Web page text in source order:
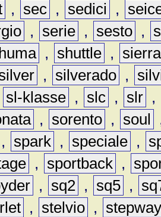
, sec , sedici ,
, serie , sesto ,
, shuttle ,
sierra
, silverado ,
sl-klasse , slc , slr ,
, sorento , soul
, spark , speciale ,
, sportback ,
, sq2 , sq5 ,
, stelvio ,